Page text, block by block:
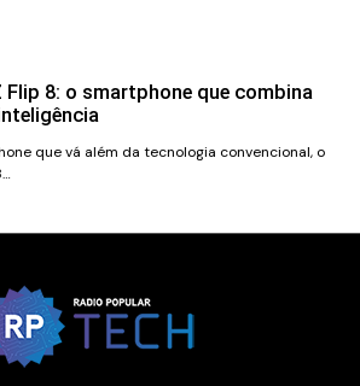
Flip 8: o smartphone que combina
que vá além da tecnologia convencional, o